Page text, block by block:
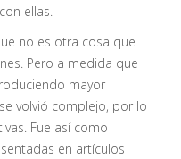
ellas.
no es otra cosa que
Pero a medida que
mayor
volvió complejo, por lo
Fue así como
en artículos